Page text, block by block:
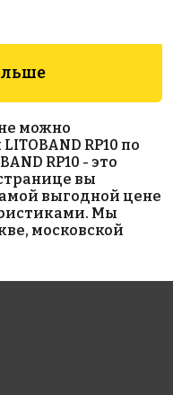
386 руб.
цементная
затирка
LITOCHROM
1-6 LUXURY
можно
RP10 по
RP10 - это
вы
выгодной цене
Мы
московской